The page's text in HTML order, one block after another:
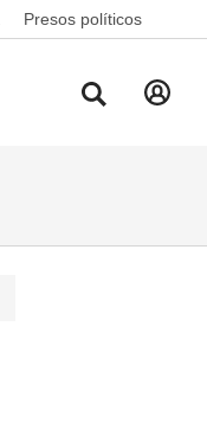
Presos políticos